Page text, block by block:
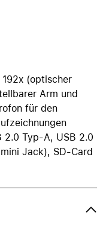
(optischer
Arm und
für den
2.0 Typ-A, USB 2.0
Jack), SD-Card